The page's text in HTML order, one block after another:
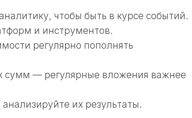
чтобы быть в курсе событий.
и инструментов.
регулярно пополнять
сумм — регулярные вложения важнее
их результаты.